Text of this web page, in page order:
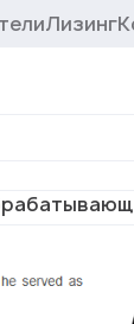
Лизинг